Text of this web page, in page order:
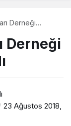
Derneği
Derneği
23 Ağustos 2018,